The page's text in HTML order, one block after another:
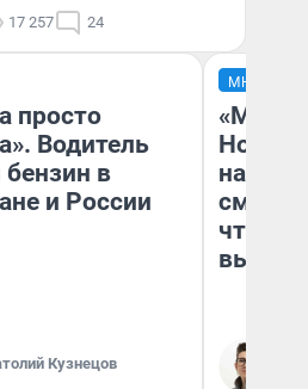
17 257 24
просто
Водитель
бензин в
и России
Кузнецов
МНЕНИЕ
«Мы
чтобы